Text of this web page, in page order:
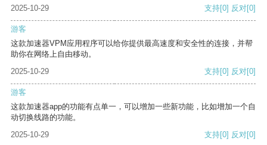
2025-10-29
支持[0] 反对[0]
游客
这款加速器VPM应用程序可以给你提供最高速度和安全性的连接，并帮
助你在网络上自由移动。
2025-10-29
支持[0] 反对[0]
游客
这款加速器app的功能有点单一，可以增加一些新功能，比如增加一个自
动切换线路的功能。
2025-10-29
支持[0] 反对[0]